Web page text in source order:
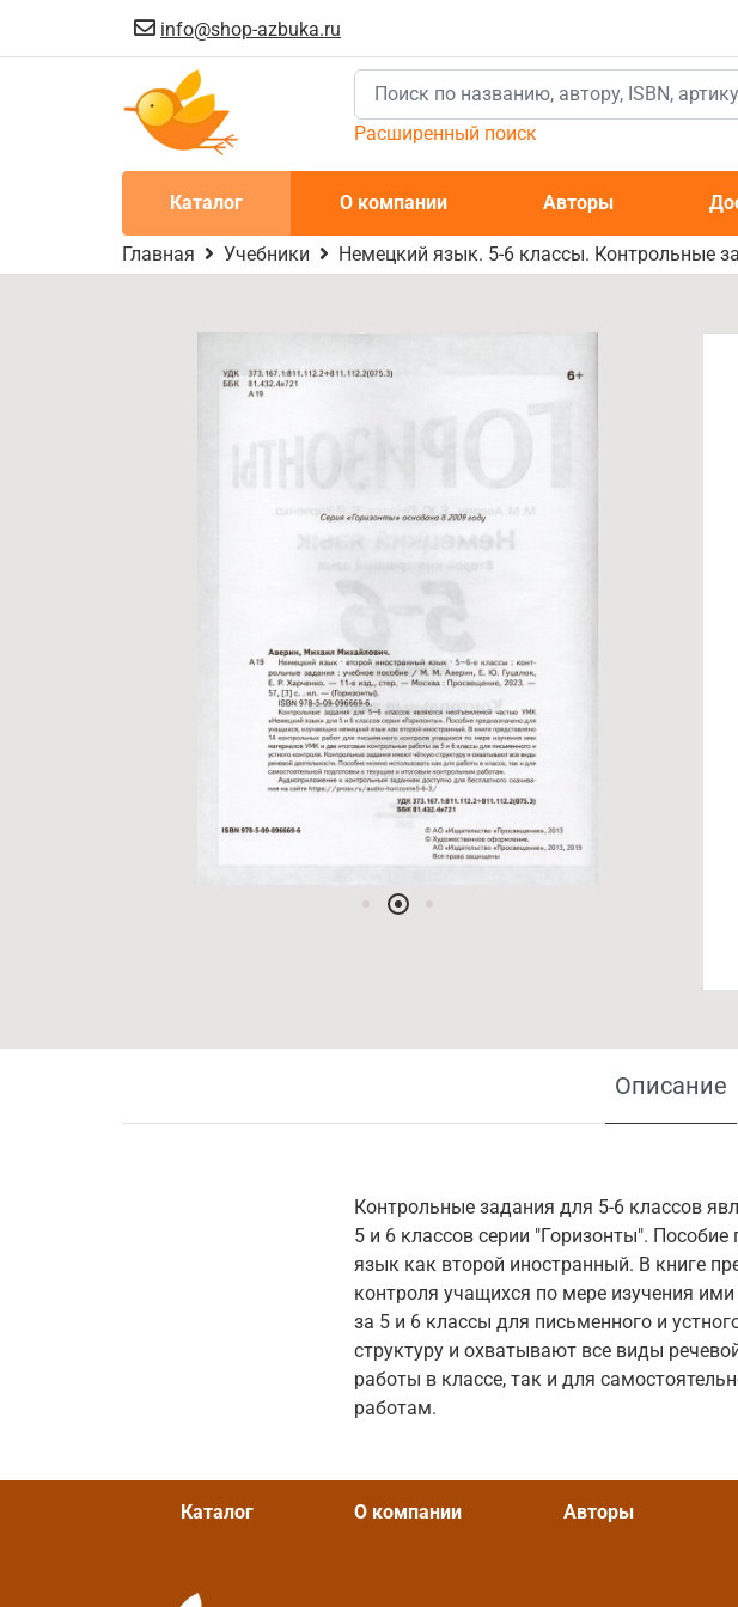
info@shop-azbuka.ru
Расширенный поиск
Каталог О компании Авторы
Главная Учебники Немецкий язык. 5-6 классы. Контрольные
Описание
Контрольные задания для 5-6 классов
5 и 6 классов серии "Горизонты".
язык как второй иностранный. В книге
контроля учащихся по мере изучения
за 5 и 6 классы для письменного и
структуру и охватывают все виды
работы в классе, так и для
работам.
Каталог О компании Авторы